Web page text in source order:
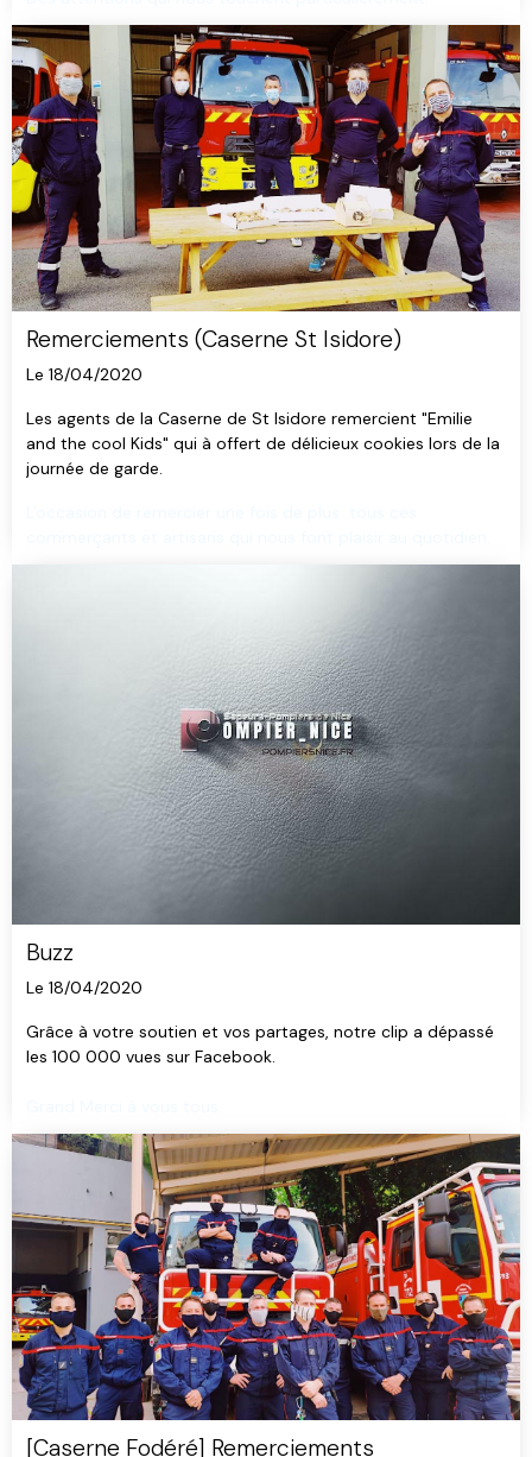
Remerciements (Caserne St Isidore)
Le 18/04/2020
Les agents de la Caserne de St Isidore remercient "Emilie
and the cool Kids" qui à offert de délicieux cookies lors de la
journée de garde.
Buzz
Le 18/04/2020
Grâce à votre soutien et vos partages, notre clip a dépassé
les 100 000 vues sur Facebook.
[Caserne Fodéré] Remerciements